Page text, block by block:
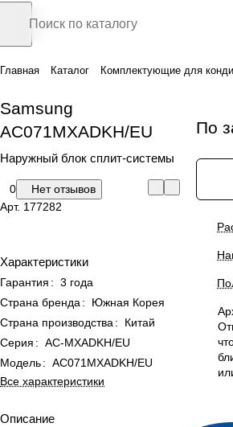
Главная Каталог Комплектующие для
Samsung
AC071MXADKH/EU
Наружный блок сплит-системы
0
Нет отзывов
Арт. 177282
Характеристики
Гарантия : 3 года
Страна бренда :
Южная Корея
Страна производства :
Китай
Серия : AC-MXADKH/EU
Модель: AC071MXADKH/EU
Все характеристики
Описание
По